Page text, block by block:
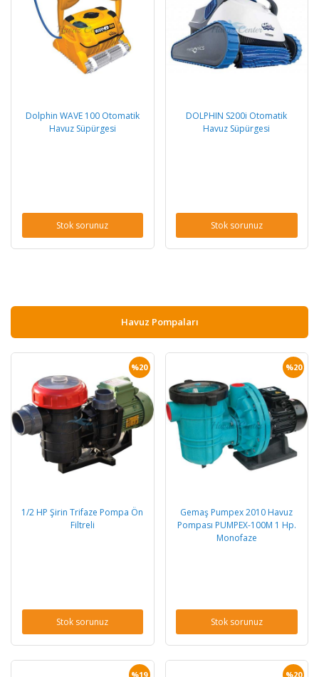
Dolphin WAVE 100 Otomatik
Havuz Süpürgesi
Stok sorunuz
DOLPHIN S200i Otomatik
Havuz Süpürgesi
Stok sorunuz
Havuz Pompaları
%20
1/2 HP Şirin Trifaze Pompa Ön
Filtreli
Stok sorunuz
%20
Gemaş Pumpex 2010 Havuz
Pompası PUMPEX-100M 1 Hp.
Monofaze
Stok sorunuz
%19 %20